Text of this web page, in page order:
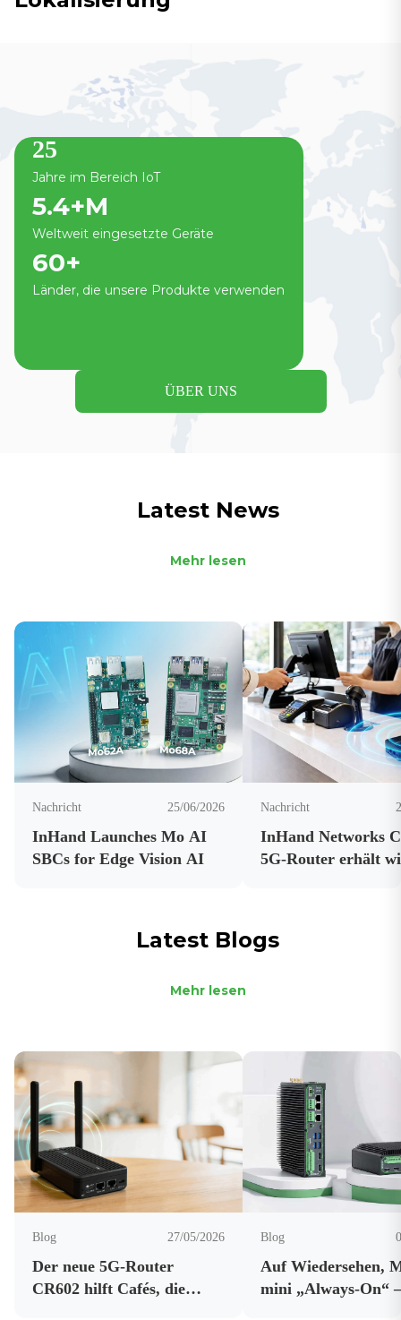
Jahre im Bereich IoT
25
Weltweit eingesetzte Geräte
5.4+M
Länder, die unsere Produkte verwenden
60+
ÜBER UNS
Latest News
Mehr lesen
Nachricht 25/06/2026
InHand Launches Mo AI
SBCs for Edge Vision AI
Nachricht
InHand Networks
5G-Router erhält
Latest Blogs
Mehr lesen
Blog 27/05/2026
Der neue 5G-Router
CR602 hilft Cafés, die
Blog
Auf Wiedersehen,
mini „Always-On“